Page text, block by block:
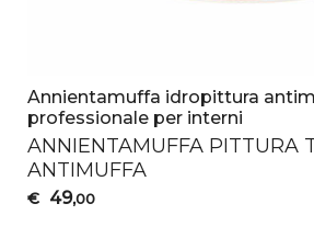
Annientamuffa idropittura
professionale per interni
ANNIENTAMUFFA PITTURA
ANTIMUFFA
€ 49,00